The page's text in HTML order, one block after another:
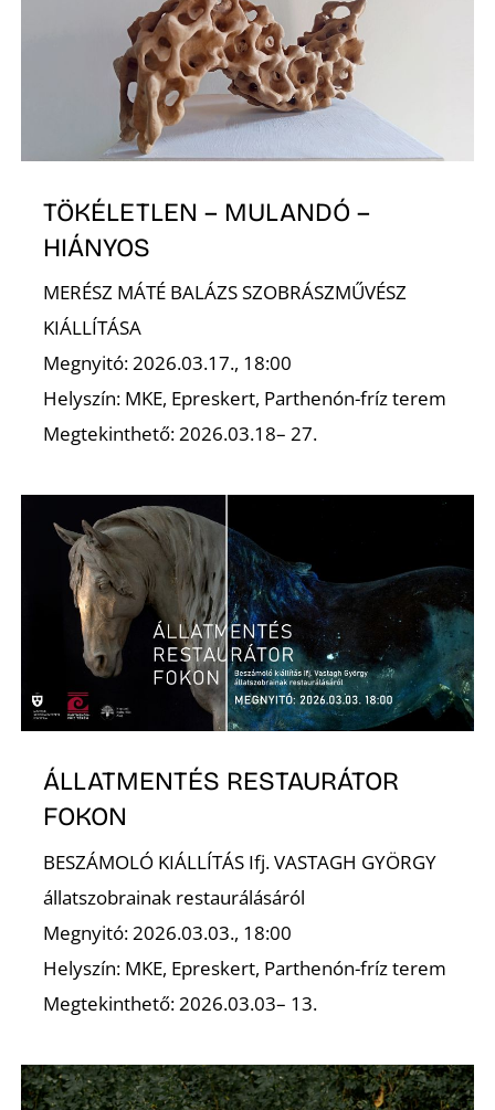
TÖKÉLETLEN – MULANDÓ –
HIÁNYOS
MERÉSZ MÁTÉ BALÁZS SZOBRÁSZMŰVÉSZ
KIÁLLÍTÁSA
Megnyitó: 2026.03.17., 18:00
Helyszín: MKE, Epreskert, Parthenón-fríz terem
Megtekinthető: 2026.03.18– 27.
ÁLLATMENTÉS RESTAURÁTOR
FOKON
BESZÁMOLÓ KIÁLLÍTÁS Ifj. VASTAGH GYÖRGY
állatszobrainak restaurálásáról
Megnyitó: 2026.03.03., 18:00
Helyszín: MKE, Epreskert, Parthenón-fríz terem
Megtekinthető: 2026.03.03– 13.